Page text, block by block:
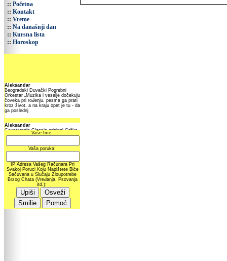
:: Početna
:: Kontakt
:: Vreme
:: Na današnji dan
:: Kursna lista
:: Horoskop